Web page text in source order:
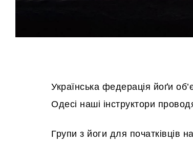
Українська федерація йоґи
Одесі наші інструктори
Групи з йоги для початківців